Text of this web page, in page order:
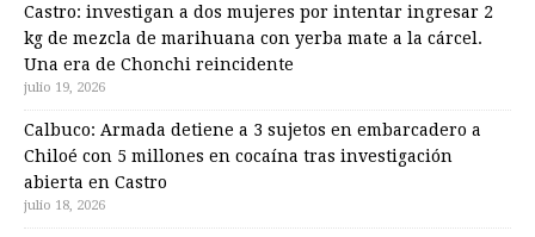
Castro: investigan a dos mujeres por intentar ingresar 2
kg de mezcla de marihuana con yerba mate a la cárcel.
Una era de Chonchi reincidente
julio 19, 2026
Calbuco: Armada detiene a 3 sujetos en embarcadero a
Chiloé con 5 millones en cocaína tras investigación
abierta en Castro
julio 18, 2026